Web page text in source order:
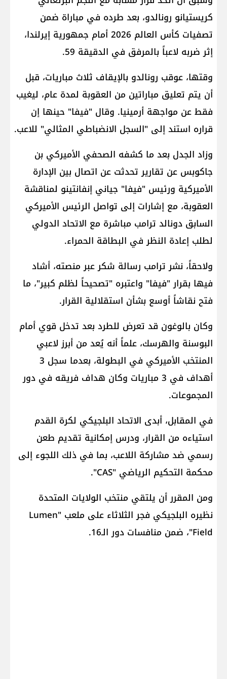
كريستيانو رونالدو، بعد طرده في مباراة ضمن
تصفيات كأس العالم 2026 أمام جمهورية إيرلندا،
إثر ضربه لاعباً بالمرفق في الدقيقة 59.
وقتها، عوقب رونالدو بالإيقاف ثلاث مباريات، قبل
أن يتم تعليق مباراتين من العقوبة لمدة عام، ليغيب
فقط عن مواجهة أرمينيا. وقال "فيفا" حينها إن
قراره استند إلى "السجل الانضباطي المثالي" للاعب.
وزاد الجدل بعد ما كشفه الصحفي الأميركي بن
جاكوبس عن تقارير تحدثت عن اتصال بين الإدارة
الأميركية ورئيس "فيفا" جياني إنفانتينو لمناقشة
العقوبة، مع إشارات إلى تواصل الرئيس الأميركي
السابق دونالد ترامب مباشرة مع الاتحاد الدولي
لطلب إعادة النظر في البطاقة الحمراء.
ولاحقاً، نشر ترامب رسالة شكر عبر منصته، أشاد
فيها بقرار "فيفا" واعتبره "تصحيحاً لظلم كبير"، ما
فتح نقاشاً أوسع بشأن استقلالية القرار.
وكان بالوغون قد تعرض للطرد بعد تدخل قوي أمام
البوسنة والهرسك، علماً أنه يُعد من أبرز لاعبي
المنتخب الأميركي في البطولة، بعدما سجل 3
أهداف في 3 مباريات وكان هداف فريقه في دور
المجموعات.
في المقابل، أبدى الاتحاد البلجيكي لكرة القدم
استياءه من القرار، ودرس إمكانية تقديم طعن
رسمي ضد مشاركة اللاعب، بما في ذلك اللجوء إلى
محكمة التحكيم الرياضي "CAS".
ومن المقرر أن يلتقي منتخب الولايات المتحدة
نظيره البلجيكي فجر الثلاثاء على ملعب "Lumen
Field"، ضمن منافسات دور الـ16.